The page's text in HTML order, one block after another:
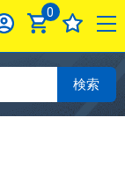
0
検索